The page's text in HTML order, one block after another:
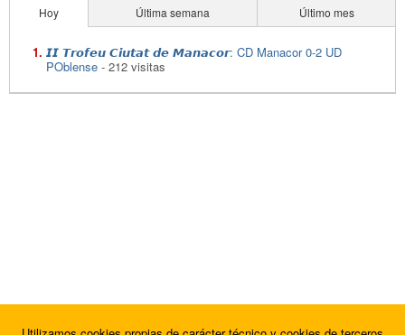
Hoy Última semana Último mes
𝙄𝙄 𝙏𝙧𝙤𝙛𝙚𝙪 𝘾𝙞𝙪𝙩𝙖𝙩 𝙙𝙚 𝙈𝙖𝙣𝙖𝙘𝙤𝙧: CD Manacor 0-2 UD
POblense - 212 visitas